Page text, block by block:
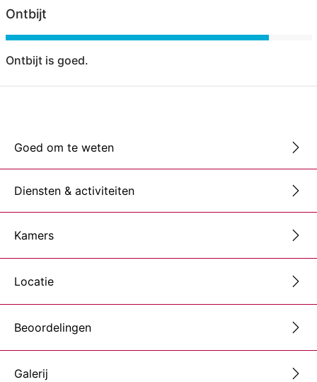
Ontbijt
Ontbijt is goed.
Goed om te weten
Diensten & activiteiten
Kamers
Locatie
Beoordelingen
Galerij